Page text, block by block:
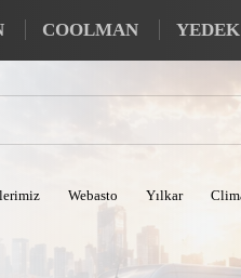
COOLMAN
Webasto Yılkar